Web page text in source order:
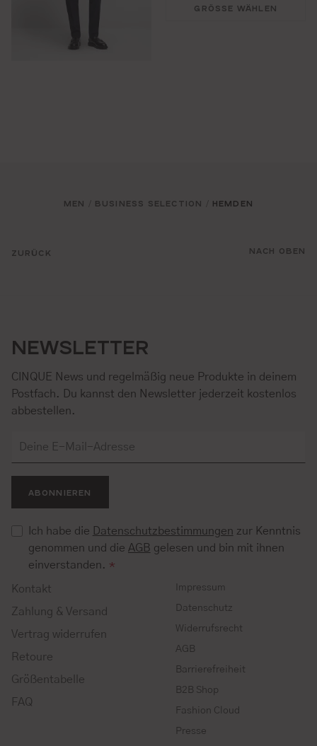
GRÖSSE WÄHLEN
ZURÜCK
MEN BUSINESS SELECTION HEMDEN
NACH OBEN
NEWSLETTER
CINQUE News und regelmäßig neue Produkte in deinem
Postfach. Du kannst den Newsletter jederzeit kostenlos
abbestellen.
ABONNIEREN
Ich habe die Datenschutzbestimmungen zur Kenntnis
genommen und die AGB gelesen und bin mit ihnen
einverstanden. *
Kontakt
Zahlung & Versand
Vertrag widerrufen
Retoure
Größentabelle
FAQ
Impressum
Datenschutz
Widerrufsrecht
AGB
Barrierefreiheit
B2B Shop
Fashion Cloud
Presse